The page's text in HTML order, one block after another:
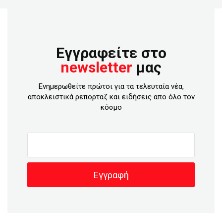
Εγγραφείτε στο
newsletter μας
Ενημερωθείτε πρώτοι για τα τελευταία νέα,
αποκλειστικά ρεπορταζ και ειδήσεις απο όλο τον
κόσμο